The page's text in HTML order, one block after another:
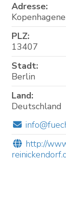
Adresse:
PLZ:
13407
Stadt:
Berlin
Land:
Deutschland
http://